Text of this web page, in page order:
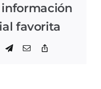
favorita
Telegram
Correo